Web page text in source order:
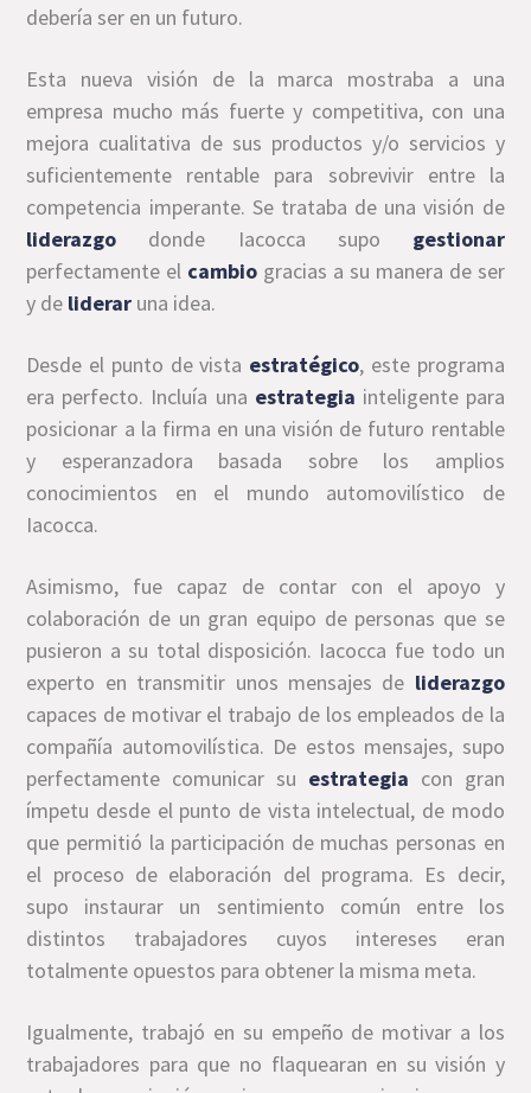
debería ser en un futuro.
Esta nueva visión de la marca mostraba a una
empresa mucho más fuerte y competitiva, con una
mejora cualitativa de sus productos y/o servicios y
suficientemente rentable para sobrevivir entre la
competencia imperante. Se trataba de una visión de
liderazgo donde Iacocca supo gestionar
perfectamente el cambio gracias a su manera de ser
y de liderar una idea.
Desde el punto de vista estratégico, este programa
era perfecto. Incluía una estrategia inteligente para
posicionar a la firma en una visión de futuro rentable
y esperanzadora basada sobre los amplios
conocimientos en el mundo automovilístico de
Iacocca.
Asimismo, fue capaz de contar con el apoyo y
colaboración de un gran equipo de personas que se
pusieron a su total disposición. Iacocca fue todo un
experto en transmitir unos mensajes de liderazgo
capaces de motivar el trabajo de los empleados de la
compañía automovilística. De estos mensajes, supo
perfectamente comunicar su estrategia con gran
ímpetu desde el punto de vista intelectual, de modo
que permitió la participación de muchas personas en
el proceso de elaboración del programa. Es decir,
supo instaurar un sentimiento común entre los
distintos trabajadores cuyos intereses eran
totalmente opuestos para obtener la misma meta.
Igualmente, trabajó en su empeño de motivar a los
trabajadores para que no flaquearan en su visión y